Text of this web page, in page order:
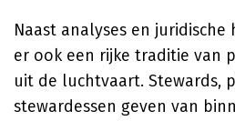
Naast analyses en
er ook een rijke traditie van
uit de luchtvaart. Stewards,
stewardessen geven van